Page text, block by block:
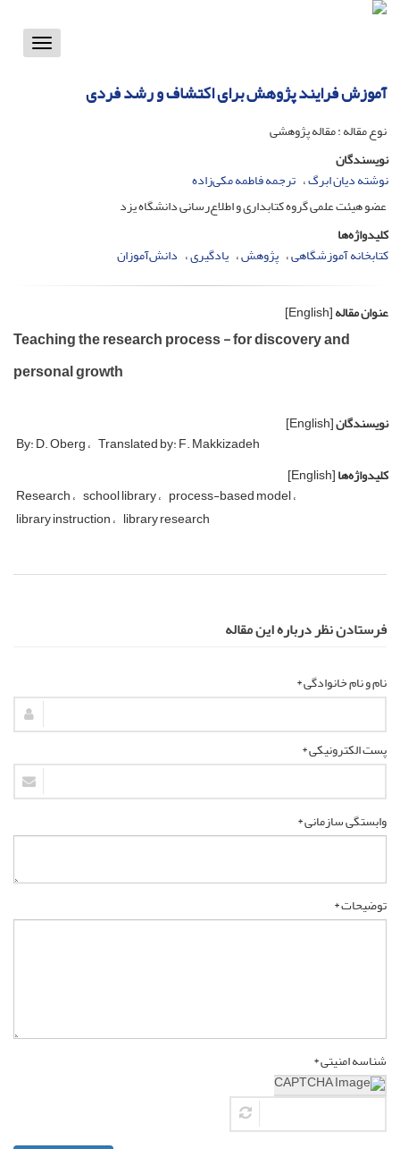
Toggle
آموزش فرایند پژوهش برای اکتشاف و رشد فردی
نوع مقاله : مقاله پژوهشی
نویسندگان
نوشته دیان ابرگ ترجمه فاطمه مکی‌زاده
عضو هیئت علمی گروه کتابداری و اطلاع‌رسانی دانشگاه یزد
کلیدواژه‌ها
کتابخانه آموزشگاهی پژوهش یادگیری دانش‌آموزان
عنوان مقاله[English]
Teaching the research process - for discovery and
personal growth
نویسندگان[English]
By: D. Oberg Translated by: F. Makkizadeh
کلیدواژه‌ها[English]
Research school library process-based model
library instruction library research
فرستادن نظر درباره این مقاله
نام و نام خانوادگی *
پست الکترونیکی *
وابستگی سازمانی *
توضیحات *
شناسه امنیتی *